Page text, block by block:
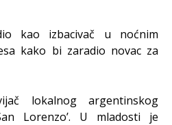
kao izbacivač u noćnim
kako bi zaradio novac za
lokalnog argentinskog
Lorenzo’. U mladosti je